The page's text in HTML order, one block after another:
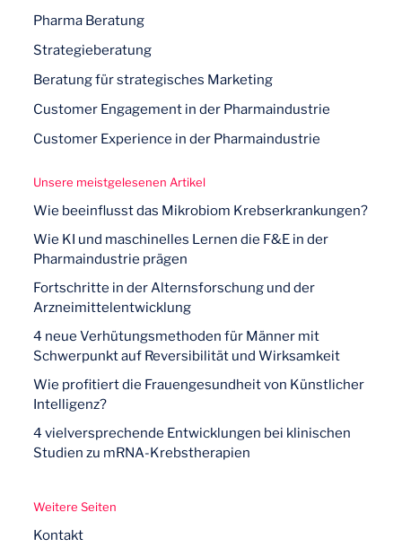
Pharma Beratung
Strategieberatung
Beratung für strategisches Marketing
Customer Engagement in der Pharmaindustrie
Customer Experience in der Pharmaindustrie
Unsere meistgelesenen Artikel
Wie beeinflusst das Mikrobiom Krebserkrankungen?
Wie KI und maschinelles Lernen die F&E in der
Pharmaindustrie prägen
Fortschritte in der Alternsforschung und der
Arzneimittelentwicklung
4 neue Verhütungsmethoden für Männer mit
Schwerpunkt auf Reversibilität und Wirksamkeit
Wie profitiert die Frauengesundheit von Künstlicher
Intelligenz?
4 vielversprechende Entwicklungen bei klinischen
Studien zu mRNA-Krebstherapien
Weitere Seiten
Kontakt